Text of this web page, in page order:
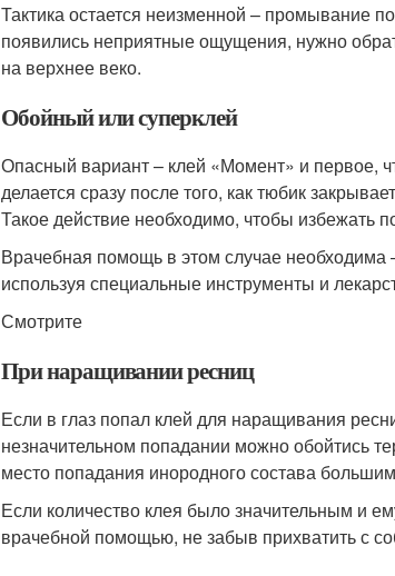
Тактика остается неизменной – промывание
появились неприятные ощущения, нужно
на верхнее веко.
Обойный или суперклей
Опасный вариант – клей «Момент» и первое,
делается сразу после того, как тюбик
Такое действие необходимо, чтобы избежать
Врачебная помощь в этом случае необходима
используя специальные инструменты и
Смотрите
При наращивании ресниц
Если в глаз попал клей для наращивания
незначительном попадании можно обойтись
место попадания инородного состава
Если количество клея было значительным и
врачебной помощью, не забыв прихватить с